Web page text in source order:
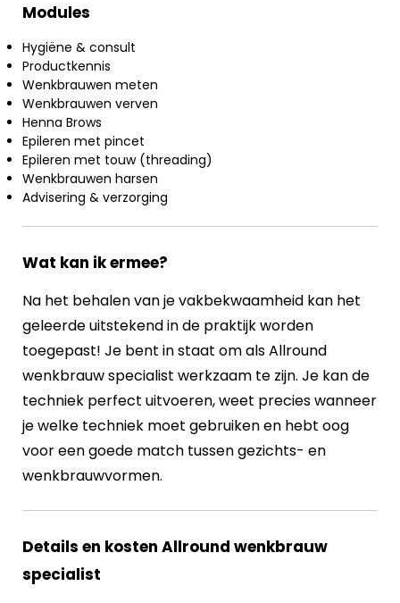
Modules
Hygiëne & consult
Productkennis
Wenkbrauwen meten
Wenkbrauwen verven
Henna Brows
Epileren met pincet
Epileren met touw (threading)
Wenkbrauwen harsen
Advisering & verzorging
Wat kan ik ermee?
Na het behalen van je vakbekwaamheid kan het
geleerde uitstekend in de praktijk worden
toegepast! Je bent in staat om als Allround
wenkbrauw specialist werkzaam te zijn. Je kan de
techniek perfect uitvoeren, weet precies wanneer
je welke techniek moet gebruiken en hebt oog
voor een goede match tussen gezichts- en
wenkbrauwvormen.
Details en kosten Allround wenkbrauw
specialist